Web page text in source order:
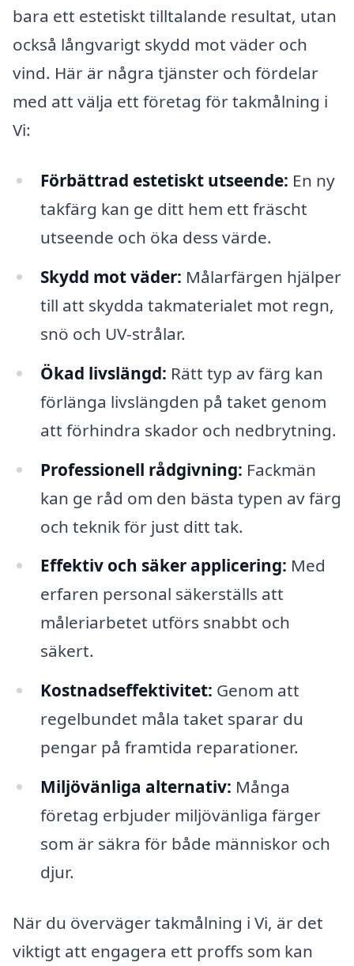
bara ett estetiskt tilltalande resultat, utan
också långvarigt skydd mot väder och
vind. Här är några tjänster och fördelar
med att välja ett företag för takmålning i
Vi:
Förbättrad estetiskt utseende: En ny
takfärg kan ge ditt hem ett fräscht
utseende och öka dess värde.
Skydd mot väder: Målarfärgen hjälper
till att skydda takmaterialet mot regn,
snö och UV-strålar.
Ökad livslängd: Rätt typ av färg kan
förlänga livslängden på taket genom
att förhindra skador och nedbrytning.
Professionell rådgivning: Fackmän
kan ge råd om den bästa typen av färg
och teknik för just ditt tak.
Effektiv och säker applicering: Med
erfaren personal säkerställs att
måleriarbetet utförs snabbt och
säkert.
Kostnadseffektivitet: Genom att
regelbundet måla taket sparar du
pengar på framtida reparationer.
Miljövänliga alternativ: Många
företag erbjuder miljövänliga färger
som är säkra för både människor och
djur.
När du överväger takmålning i Vi, är det
viktigt att engagera ett proffs som kan